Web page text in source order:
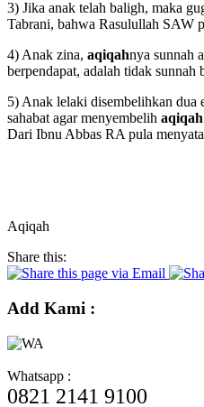
3) Jika anak telah baligh, maka
Tabrani, bahwa Rasulullah SAW
4) Anak zina, aqiqahnya sunnah
berpendapat, adalah tidak sunnah
5) Anak lelaki disembelihkan dua
sahabat agar menyembelih aqiqah
Dari Ibnu Abbas RA pula
Aqiqah
Share this:
Add Kami :
Whatsapp :
0821 2141 9100